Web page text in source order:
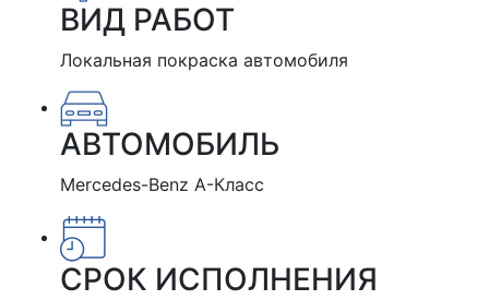
ВИД РАБОТ
Локальная покраска автомобиля
АВТОМОБИЛЬ
Mercedes-Benz A-Класс
СРОК ИСПОЛНЕНИЯ